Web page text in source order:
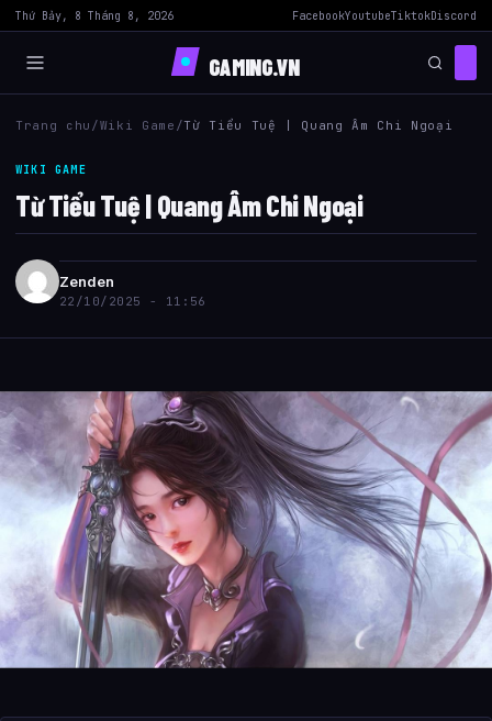
Thứ Bảy, 8 Tháng 8, 2026 FacebookYoutubeTiktokDiscord
GAMING.VN
Trang chu /Wiki Game /Từ Tiểu Tuệ | Quang Âm Chi Ngoại
WIKI GAME
Từ Tiểu Tuệ | Quang Âm Chi Ngoại
Zenden
22/10/2025 - 11:56